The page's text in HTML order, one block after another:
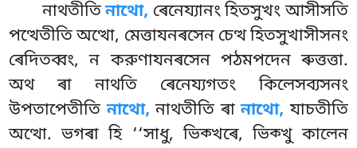
নাথতীতিনাথো, ৰেনেয্যানং হিতসুখং আসীসতি
পত্থেতীতি অত্থো, মেত্তাযনৰসেন চেত্থ হিতসুখাসীসনং
ৰেদিতব্বং, ন করুণাযনৰসেন পঠমপদেন ৰুত্তত্তা.
অথ ৰা নাথতি ৰেনেয্যগতং কিলেসব্যসনং
উপতাপেতীতিনাথো, নাথতীতি ৰানাথো, যাচতীতি
অত্থো. ভগৰা হি ‘‘সাধু, ভিক্খৰে, ভিক্খু কালেন